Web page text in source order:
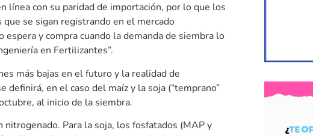
línea con su paridad de importación, por lo que los
se sigan registrando en el mercado
y compra cuando la demanda de siembra lo
en Fertilizantes”.
más bajas en el futuro y la realidad de
en el caso del maíz y la soja (“temprano”
al inicio de la siembra.
Para la soja, los fosfatados (MAP y